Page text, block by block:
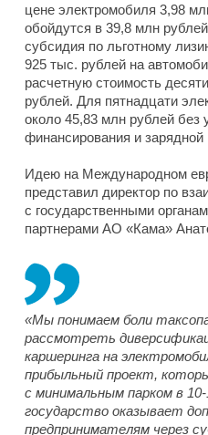
цене электромобиля 3,98
обойдутся в 39,8 млн
субсидия по льготному
925 тыс. рублей на
расчетную стоимость
рублей. Для пятнадцати
около 45,83 млн рублей без
финансирования и
Идею на Международном
представил директор по
с государственными
партнерами АО «Кама»
«Мы понимаем боли
рассмотреть
каршеринга на
прибыльный проект,
с минимальным парком в
государство оказывает
предпринимателям через